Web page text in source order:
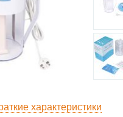
характеристики